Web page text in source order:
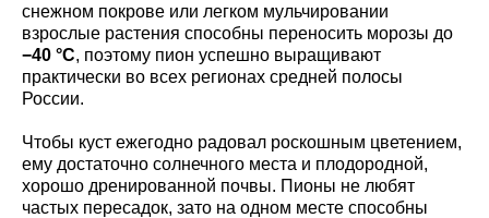
снежном покрове или легком мульчировании
взрослые растения способны переносить морозы до
−40 °C, поэтому пион успешно выращивают
практически во всех регионах средней полосы
России.
Чтобы куст ежегодно радовал роскошным цветением,
ему достаточно солнечного места и плодородной,
хорошо дренированной почвы. Пионы не любят
частых пересадок, зато на одном месте способны